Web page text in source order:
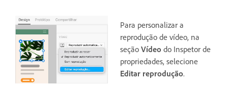
Para personalizar a
reprodução de vídeo, na
seção Vídeo do Inspetor de
propriedades, selecione
Editar reprodução.